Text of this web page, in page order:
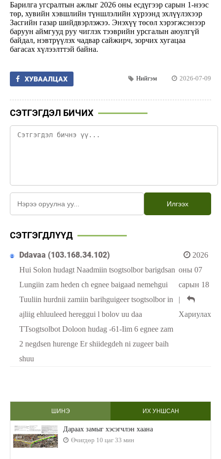
Барилга угсралтын ажлыг 2026 оны есдүгээр сарын 1-нээс
төр, хувийн хэвшлийн түншлэлийн хүрээнд эхлүүлэхээр
Засгийн газар шийдвэрлэжээ. Энэхүү төсөл хэрэгжсэнээр
баруун аймгууд руу чиглэх тээврийн урсгалын аюулгүй
байдал, нэвтрүүлэх чадвар сайжирч, зорчих хугацаа
багасах хүлээлттэй байна.
ХУВААЛЦАХ Нийгэм 2026-07-09
СЭТГЭГДЭЛ БИЧИХ
Илгээх
СЭТГЭГДЛҮҮД
Ddavaa (103.168.34.102)
Hui Solon hudagt Naadmiin tsogtsolbor barigdsan
Lungiin zam heden ch egnee baigaad nemehgui
Tuuliin hurdnii zamiin barihguigeer tsogtsolbor in
ajliig ehluuleed hereggui l bolov uu daa
TTsogtsolbot Doloon hudag -61-Iim 6 egnee zam
2 negdsen hurenge Er shiidegdeh ni zugeer baih
shuu
2026
оны 07
сарын 18
|
Хариулах
ШИНЭ ИХ УНШСАН
Дараах замыг хэсэгчлэн хаана
Өчигдөр 10 цаг 33 мин